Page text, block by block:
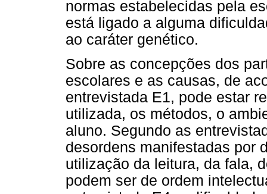
normas estabelecidas pela
está ligado a alguma
ao caráter genético.
Sobre as concepções dos
escolares e as causas, de
entrevistada E1, pode estar
utilizada, os métodos, o
aluno. Segundo as
desordens manifestadas por
utilização da leitura, da fala,
podem ser de ordem